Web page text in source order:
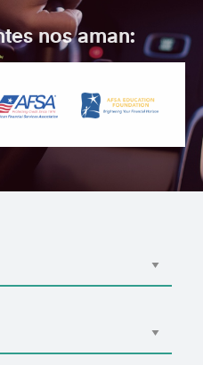
nos aman: